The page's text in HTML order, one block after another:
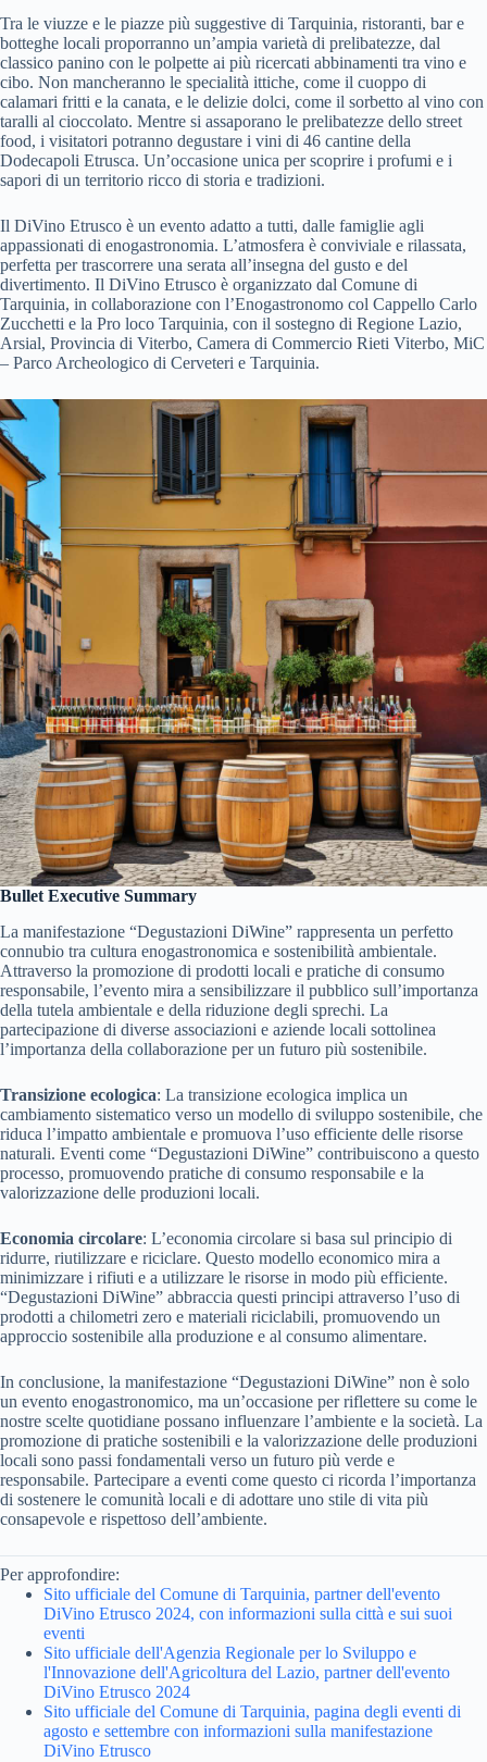
Tra le viuzze e le piazze più suggestive di Tarquinia, ristoranti, bar e
botteghe locali proporranno un’ampia varietà di prelibatezze, dal
classico panino con le polpette ai più ricercati abbinamenti tra vino e
cibo. Non mancheranno le specialità ittiche, come il cuoppo di
calamari fritti e la canata, e le delizie dolci, come il sorbetto al vino con
taralli al cioccolato. Mentre si assaporano le prelibatezze dello street
food, i visitatori potranno degustare i vini di 46 cantine della
Dodecapoli Etrusca. Un’occasione unica per scoprire i profumi e i
sapori di un territorio ricco di storia e tradizioni.
Il DiVino Etrusco è un evento adatto a tutti, dalle famiglie agli
appassionati di enogastronomia. L’atmosfera è conviviale e rilassata,
perfetta per trascorrere una serata all’insegna del gusto e del
divertimento. Il DiVino Etrusco è organizzato dal Comune di
Tarquinia, in collaborazione con l’Enogastronomo col Cappello Carlo
Zucchetti e la Pro loco Tarquinia, con il sostegno di Regione Lazio,
Arsial, Provincia di Viterbo, Camera di Commercio Rieti Viterbo, MiC
– Parco Archeologico di Cerveteri e Tarquinia.
Bullet Executive Summary
La manifestazione “Degustazioni DiWine” rappresenta un perfetto
connubio tra cultura enogastronomica e sostenibilità ambientale.
Attraverso la promozione di prodotti locali e pratiche di consumo
responsabile, l’evento mira a sensibilizzare il pubblico sull’importanza
della tutela ambientale e della riduzione degli sprechi. La
partecipazione di diverse associazioni e aziende locali sottolinea
l’importanza della collaborazione per un futuro più sostenibile.
Transizione ecologica: La transizione ecologica implica un
cambiamento sistematico verso un modello di sviluppo sostenibile, che
riduca l’impatto ambientale e promuova l’uso efficiente delle risorse
naturali. Eventi come “Degustazioni DiWine” contribuiscono a questo
processo, promuovendo pratiche di consumo responsabile e la
valorizzazione delle produzioni locali.
Economia circolare: L’economia circolare si basa sul principio di
ridurre, riutilizzare e riciclare. Questo modello economico mira a
minimizzare i rifiuti e a utilizzare le risorse in modo più efficiente.
“Degustazioni DiWine” abbraccia questi principi attraverso l’uso di
prodotti a chilometri zero e materiali riciclabili, promuovendo un
approccio sostenibile alla produzione e al consumo alimentare.
In conclusione, la manifestazione “Degustazioni DiWine” non è solo
un evento enogastronomico, ma un’occasione per riflettere su come le
nostre scelte quotidiane possano influenzare l’ambiente e la società. La
promozione di pratiche sostenibili e la valorizzazione delle produzioni
locali sono passi fondamentali verso un futuro più verde e
responsabile. Partecipare a eventi come questo ci ricorda l’importanza
di sostenere le comunità locali e di adottare uno stile di vita più
consapevole e rispettoso dell’ambiente.
Per approfondire:
Sito ufficiale del Comune di Tarquinia, partner dell'evento
DiVino Etrusco 2024, con informazioni sulla città e sui suoi
eventi
Sito ufficiale dell'Agenzia Regionale per lo Sviluppo e
l'Innovazione dell'Agricoltura del Lazio, partner dell'evento
DiVino Etrusco 2024
Sito ufficiale del Comune di Tarquinia, pagina degli eventi di
agosto e settembre con informazioni sulla manifestazione
DiVino Etrusco